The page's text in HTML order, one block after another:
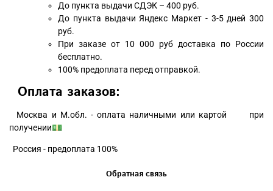
До пункта выдачи СДЭК – 400 руб.
До пункта выдачи Яндекс Маркет - 3-5 дней 300
руб.
При заказе от 10 000 руб доставка по России
бесплатно.
100% предоплата перед отправкой.
Оплата заказов:
Москва и М.обл. - оплата наличными или картой при
получении💵
Россия - предоплата 100%
Обратная связь